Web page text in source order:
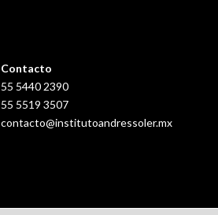
Contacto
55 5440 2390
55 5519 3507
contacto@institutoandressoler.mx